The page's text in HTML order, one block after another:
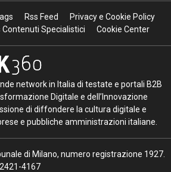
Rss Feed
Privacy e Cookie Policy
Specialistici
Cookie Center
network in Italia di testate e portali B2B
Digitale e dell’Innovazione
di diffondere la cultura digitale e
e pubbliche amministrazioni italiane.
di Milano, numero registrazione 1927.
4167